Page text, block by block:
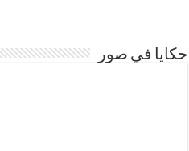
حكايا في صور